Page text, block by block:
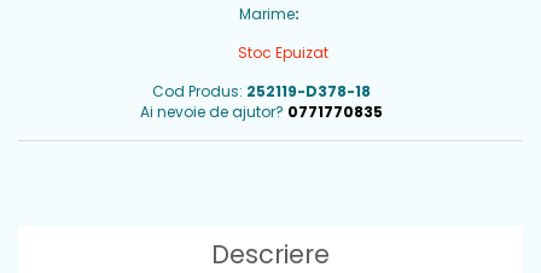
Marime:
Stoc Epuizat
Cod Produs: 252119-D378-18
Ai nevoie de ajutor? 0771770835
Descriere